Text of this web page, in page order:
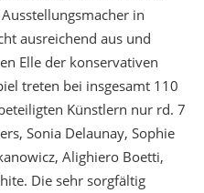
in
ausreichend aus und
Elle der konservativen
treten bei insgesamt 110
Künstlern nur rd. 7
Sonia Delaunay, Sophie
Alighiero Boetti,
Die sehr sorgfältig